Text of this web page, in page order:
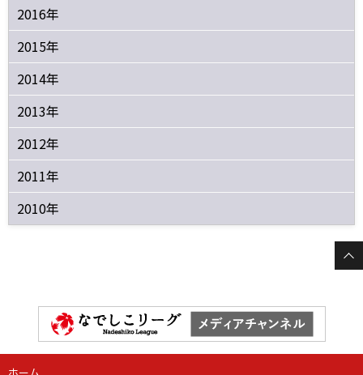
2016年
2015年
2014年
2013年
2012年
2011年
2010年